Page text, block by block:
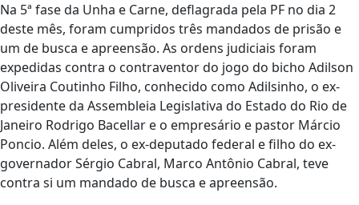
Na 5ª fase da Unha e Carne, deflagrada pela PF no dia 2
deste mês, foram cumpridos três mandados de prisão e
um de busca e apreensão. As ordens judiciais foram
expedidas contra o contraventor do jogo do bicho Adilson
Oliveira Coutinho Filho, conhecido como Adilsinho, o ex-
presidente da Assembleia Legislativa do Estado do Rio de
Janeiro Rodrigo Bacellar e o empresário e pastor Márcio
Poncio. Além deles, o ex-deputado federal e filho do ex-
governador Sérgio Cabral, Marco Antônio Cabral, teve
contra si um mandado de busca e apreensão.